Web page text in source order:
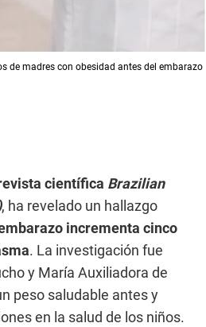
de madres con obesidad antes del embarazo
científica Brazilian
, ha revelado un hallazgo
incrementa cinco
. La investigación fue
y María Auxiliadora de
peso saludable antes y
en la salud de los niños.